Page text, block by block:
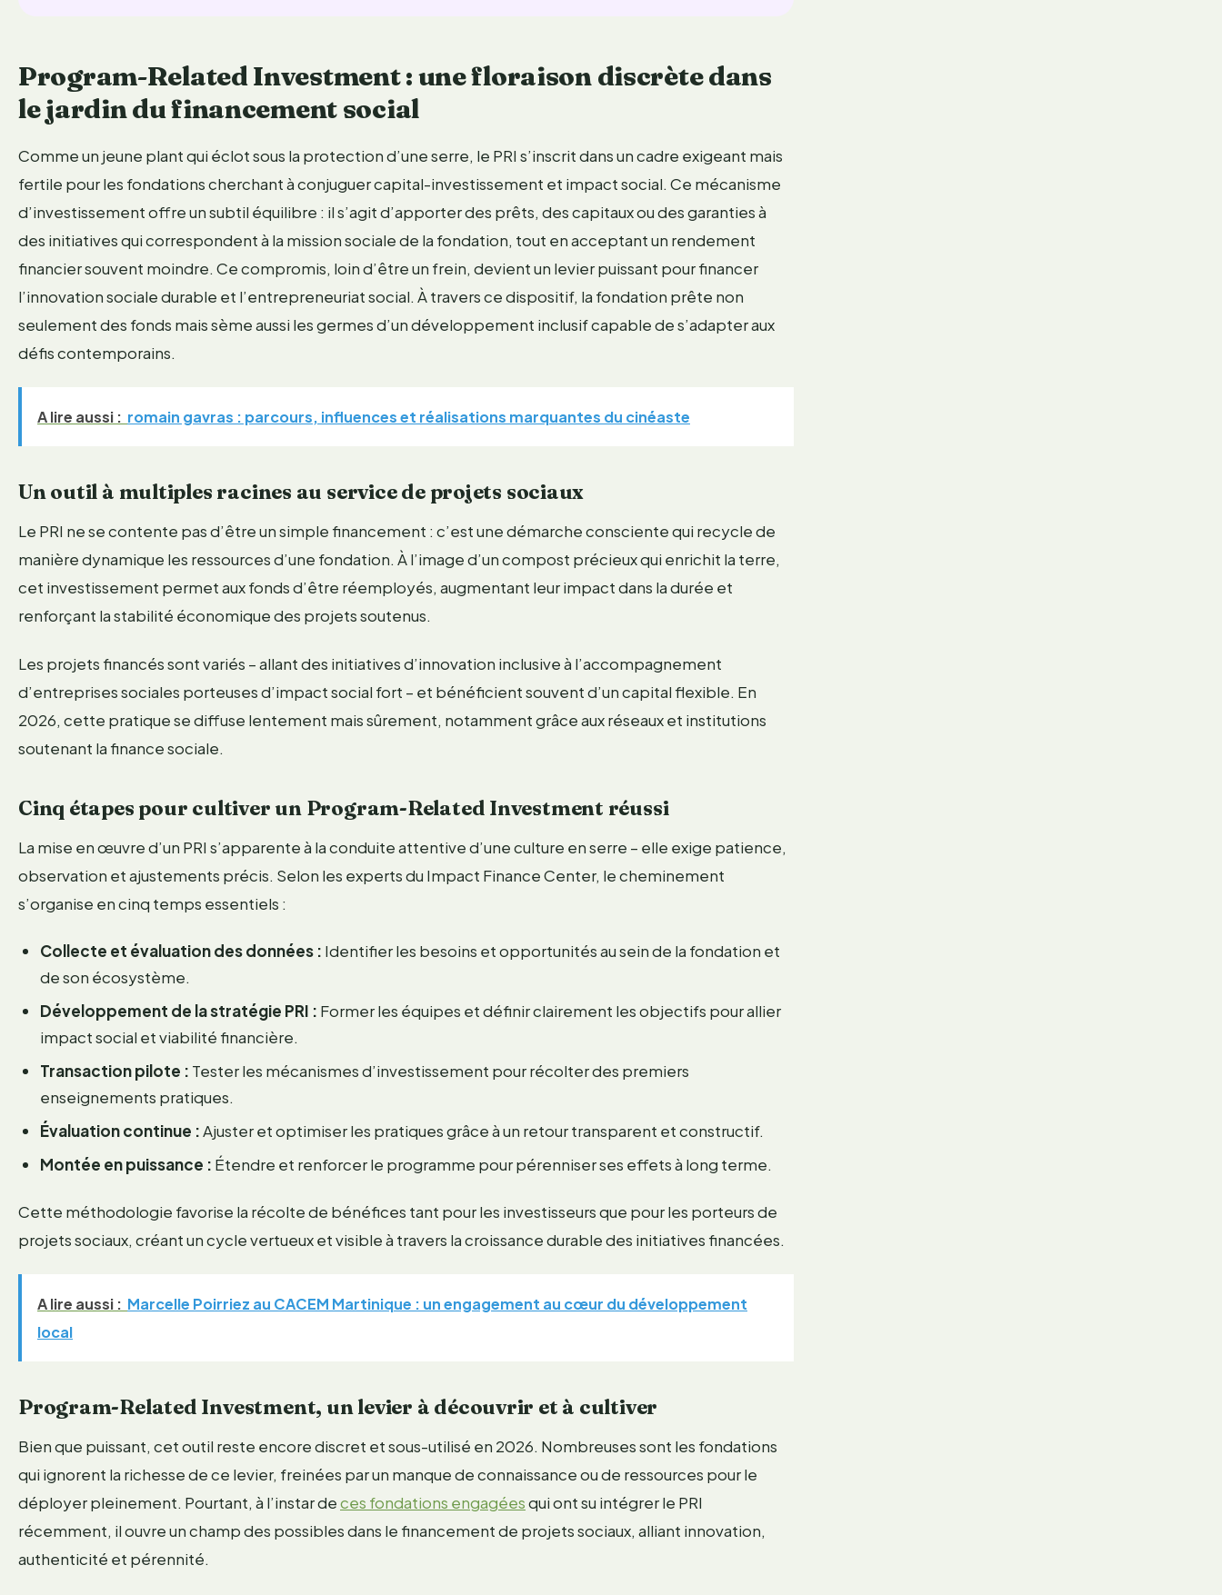
Program-Related Investment : une floraison discrète dans
le jardin du financement social
Comme un jeune plant qui éclot sous la protection d’une serre, le PRI s’inscrit dans un cadre exigeant mais
fertile pour les fondations cherchant à conjuguer capital-investissement et impact social. Ce mécanisme
d’investissement offre un subtil équilibre : il s’agit d’apporter des prêts, des capitaux ou des garanties à
des initiatives qui correspondent à la mission sociale de la fondation, tout en acceptant un rendement
financier souvent moindre. Ce compromis, loin d’être un frein, devient un levier puissant pour financer
l’innovation sociale durable et l’entrepreneuriat social. À travers ce dispositif, la fondation prête non
seulement des fonds mais sème aussi les germes d’un développement inclusif capable de s’adapter aux
défis contemporains.
A lire aussi : romain gavras : parcours, influences et réalisations marquantes du cinéaste
Un outil à multiples racines au service de projets sociaux
Le PRI ne se contente pas d’être un simple financement : c’est une démarche consciente qui recycle de
manière dynamique les ressources d’une fondation. À l’image d’un compost précieux qui enrichit la terre,
cet investissement permet aux fonds d’être réemployés, augmentant leur impact dans la durée et
renforçant la stabilité économique des projets soutenus.
Les projets financés sont variés – allant des initiatives d’innovation inclusive à l’accompagnement
d’entreprises sociales porteuses d’impact social fort – et bénéficient souvent d’un capital flexible. En
2026, cette pratique se diffuse lentement mais sûrement, notamment grâce aux réseaux et institutions
soutenant la finance sociale.
Cinq étapes pour cultiver un Program-Related Investment réussi
La mise en œuvre d’un PRI s’apparente à la conduite attentive d’une culture en serre – elle exige patience,
observation et ajustements précis. Selon les experts du Impact Finance Center, le cheminement
s’organise en cinq temps essentiels :
Collecte et évaluation des données : Identifier les besoins et opportunités au sein de la fondation et
de son écosystème.
Développement de la stratégie PRI : Former les équipes et définir clairement les objectifs pour allier
impact social et viabilité financière.
Transaction pilote : Tester les mécanismes d’investissement pour récolter des premiers
enseignements pratiques.
Évaluation continue :Ajuster et optimiser les pratiques grâce à un retour transparent et constructif.
Montée en puissance : Étendre et renforcer le programme pour pérenniser ses effets à long terme.
Cette méthodologie favorise la récolte de bénéfices tant pour les investisseurs que pour les porteurs de
projets sociaux, créant un cycle vertueux et visible à travers la croissance durable des initiatives financées.
A lire aussi : Marcelle Poirriez au CACEM Martinique : un engagement au cœur du développement
local
Program-Related Investment, un levier à découvrir et à cultiver
Bien que puissant, cet outil reste encore discret et sous-utilisé en 2026. Nombreuses sont les fondations
qui ignorent la richesse de ce levier, freinées par un manque de connaissance ou de ressources pour le
déployer pleinement. Pourtant, à l’instar deces fondations engagéesqui ont su intégrer le PRI
récemment, il ouvre un champ des possibles dans le financement de projets sociaux, alliant innovation,
authenticité et pérennité.